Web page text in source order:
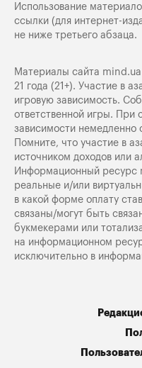
Использование
ссылки (для интернет-
не ниже третьего абзаца.
Материалы сайта
21 года (21+). Участие в
игровую зависимость.
ответственной игры. При
зависимости немедленно
Помните, что участие в
источником доходов или
Информационный ресурс
реальные и/или
в какой форме оплату
связаны/могут быть
букмекерами или
на информационном
исключительно в